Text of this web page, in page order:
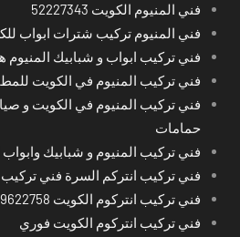
فني المنيوم الكويت 52227343
فني المنيوم تركيب شترات ابواب
فني تركيب ابواب و شبابيك المنيوم
فني تركيب المنيوم في الكويت
فني تركيب المنيوم في الكويت و
حمامات
فني تركيب المنيوم و شبابيك وابواب
فني تركيب انتركم السرة فني
فني تركيب انتركوم الكويت 69622758 فوري
فني تركيب انتركوم الكويت فوري